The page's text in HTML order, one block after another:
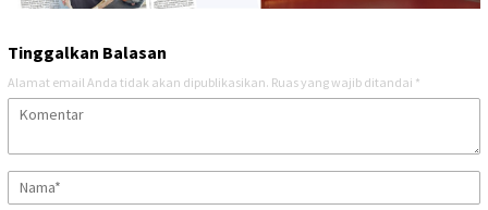
Tinggalkan Balasan
Alamat email Anda tidak akan dipublikasikan. Ruas yang wajib ditandai *